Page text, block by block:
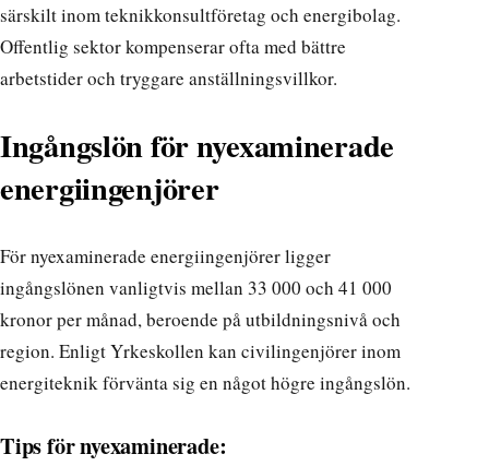
särskilt inom teknikkonsultföretag och energibolag.
Offentlig sektor kompenserar ofta med bättre
arbetstider och tryggare anställningsvillkor.
Ingångslön för nyexaminerade
energiingenjörer
För nyexaminerade energiingenjörer ligger
ingångslönen vanligtvis mellan 33 000 och 41 000
kronor per månad, beroende på utbildningsnivå och
region. EnligtYrkeskollen kan civilingenjörer inom
energiteknik förvänta sig en något högre ingångslön.
Tips för nyexaminerade: